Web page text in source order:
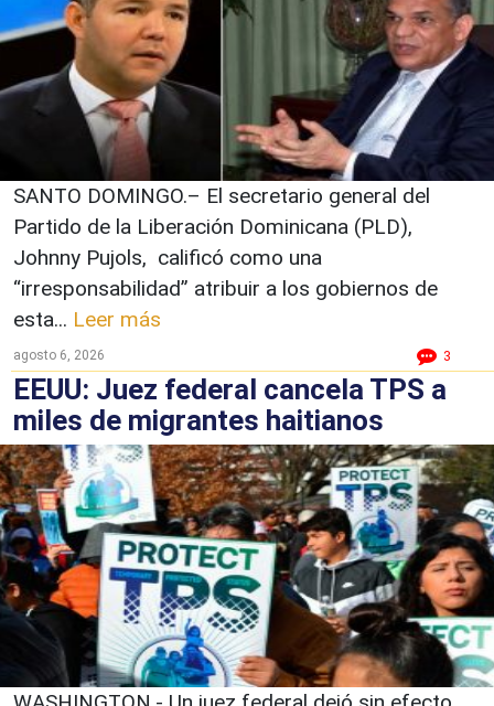
SANTO DOMINGO.– El secretario general del
Partido de la Liberación Dominicana (PLD),
Johnny Pujols, calificó como una
“irresponsabilidad” atribuir a los gobiernos de
esta... Leer más
agosto 6, 2026 3
EEUU: Juez federal cancela TPS a
miles de migrantes haitianos